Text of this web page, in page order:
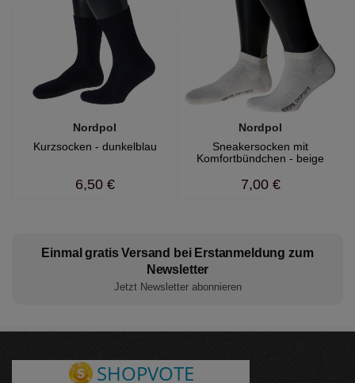
Nordpol
Kurzsocken - dunkelblau
6,50 €
Nordpol
Sneakersocken mit
Komfortbündchen - beige
7,00 €
Einmal gratis Versand bei Erstanmeldung zum
Newsletter
Jetzt Newsletter abonnieren